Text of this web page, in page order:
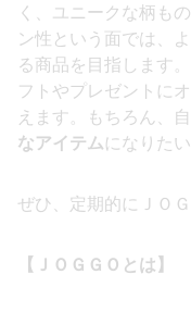
く、ユニークな柄も
ン性という面では、
る商品を目指します
フトやプレゼントに
えます。もちろん、
なアイテムになりた
ぜひ、定期的にＪＯ
【ＪＯＧＧＯとは】